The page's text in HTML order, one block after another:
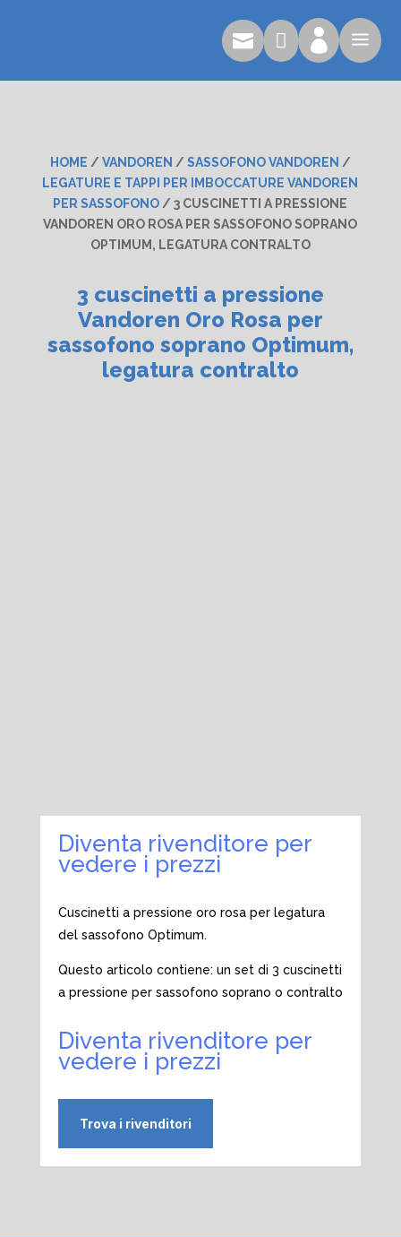
   a
HOME / VANDOREN / SASSOFONO VANDOREN /
LEGATURE E TAPPI PER IMBOCCATURE VANDOREN
PER SASSOFONO / 3 CUSCINETTI A PRESSIONE
VANDOREN ORO ROSA PER SASSOFONO SOPRANO
OPTIMUM, LEGATURA CONTRALTO
3 cuscinetti a pressione
Vandoren Oro Rosa per
sassofono soprano Optimum,
legatura contralto
Diventa rivenditore per
vedere i prezzi
Cuscinetti a pressione oro rosa per legatura
del sassofono Optimum.
Questo articolo contiene: un set di 3 cuscinetti
a pressione per sassofono soprano o contralto
Diventa rivenditore per
vedere i prezzi
Trova i rivenditori